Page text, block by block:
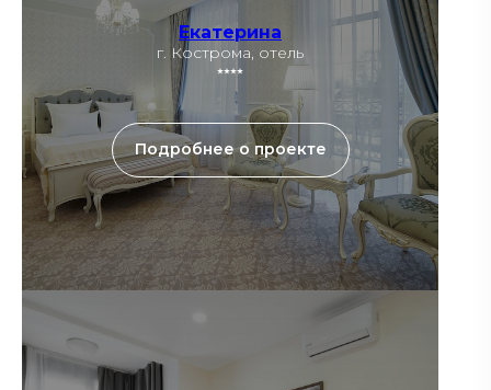
Екатерина
г. Кострома, отель
⭑⭑⭑⭑
Подробнее о проекте